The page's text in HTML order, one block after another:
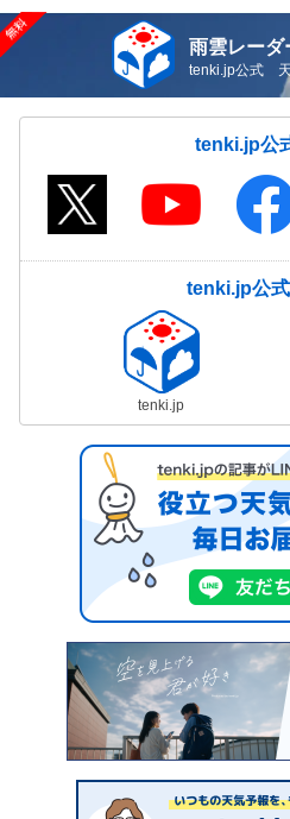
雨雲レーダ
tenki.jp公式 天
tenki.jp公
tenki.jp公
tenki.jp